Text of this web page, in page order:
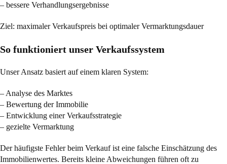
– bessere Verhandlungsergebnisse
Ziel: maximaler Verkaufspreis bei optimaler Vermarktungsdauer
So funktioniert unser Verkaufssystem
Unser Ansatz basiert auf einem klaren System:
– Analyse des Marktes
– Bewertung der Immobilie
– Entwicklung einer Verkaufsstrategie
– gezielte Vermarktung
Der häufigste Fehler beim Verkauf ist eine falsche Einschätzung des
Immobilienwertes. Bereits kleine Abweichungen führen oft zu